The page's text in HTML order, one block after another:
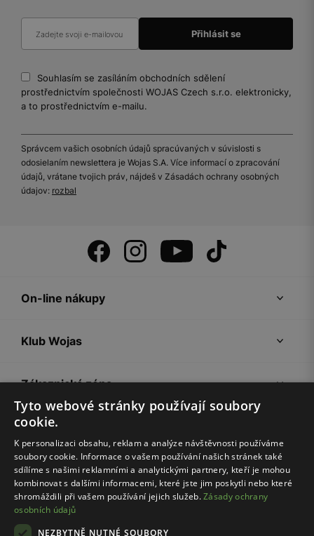
Souhlasím se zasíláním obchodních sdělení
prostřednictvím společnosti WOJAS Czech s.r.o. elektronicky,
a to prostřednictvím e-mailu.
Správcem vašich osobních údajů spracúvaných v súvislosti s
odosielaním newslettera je Wojas S.A. Více informací o zpracování
údajů, vrátane tvojich práv, nájdeš v Zásadách ochrany osobných
údajov: rozbal
On-line nákupy
Klub Wojas
Zákaznická zóna
Společnost Wojas
Rady
Tyto webové stránky používají soubory
cookie.
K personalizaci obsahu, reklam a analýze návštěvnosti používáme
soubory cookie. Informace o vašem používání našich stránek také
sdílíme s našimi reklamními a analytickými partnery, kteří je mohou
kombinovat s dalšími informacemi, které jste jim poskytli nebo které
shromáždili při vašem používání jejich služeb.Zásady ochrany
osobních údajů
NEZBYTNĚ NUTNÉ SOUBORY